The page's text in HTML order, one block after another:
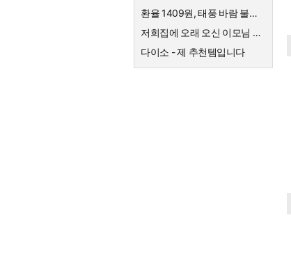
환율 1409원, 태풍 바람 불어요
저희집에 오래 오신 이모님 퇴직금
다이소 - 제 추천템입니다